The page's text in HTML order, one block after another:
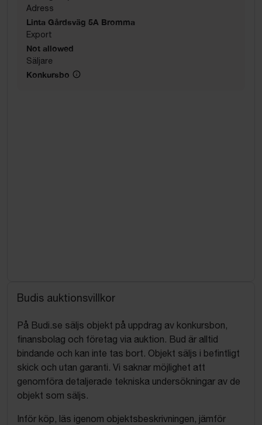
Adress
Linta Gårdsväg 5A Bromma
Export
Not allowed
Säljare
Konkursbo
Budis auktionsvillkor
På Budi.se säljs objekt på uppdrag av konkursbon,
finansbolag och företag via auktion. Bud är alltid
bindande och kan inte tas bort. Objekt säljs i befintligt
skick och utan garanti. Vi saknar möjlighet att
genomföra detaljerade tekniska undersökningar av de
objekt som säljs.
Inför köp, läs igenom objektsbeskrivningen, jämför